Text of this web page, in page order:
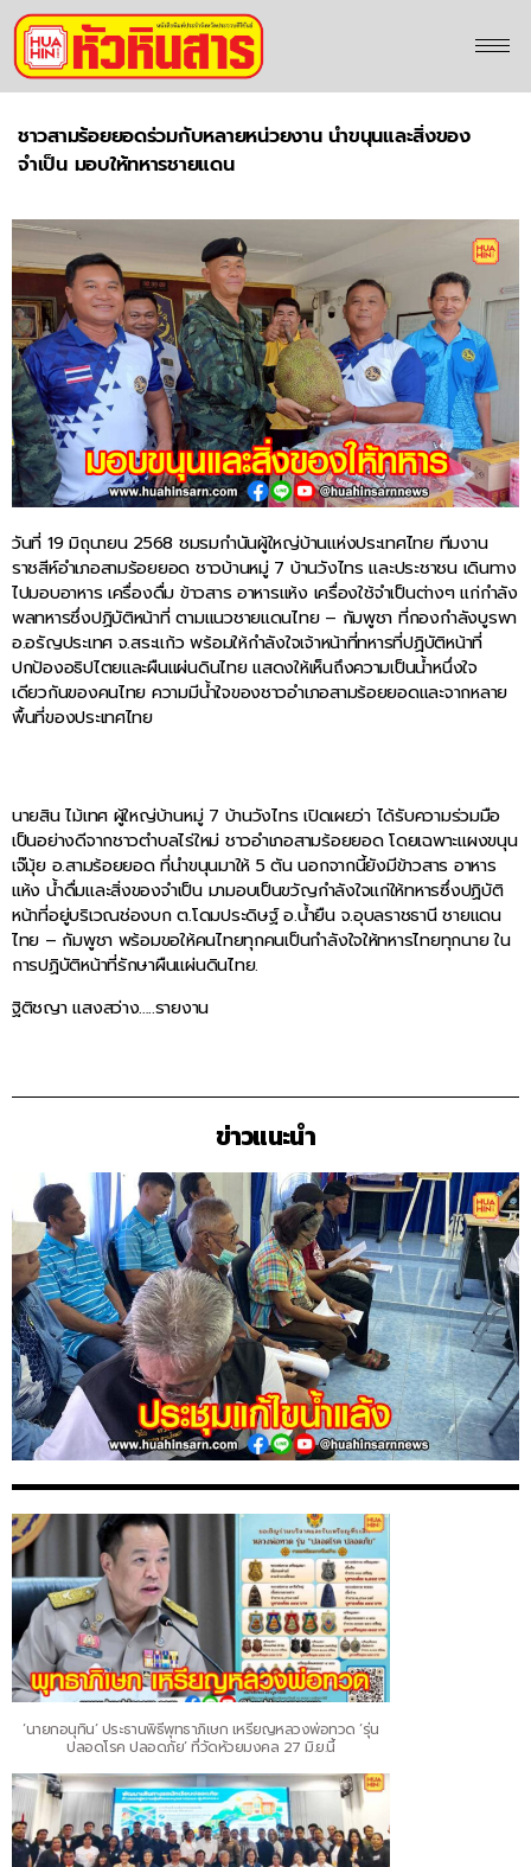
ชาวสามร้อยยอดร่วมกับหลายหน่วยงาน นำขนุนและสิ่งของ
จำเป็น มอบให้ทหารชายแดน
วันที่ 19 มิถุนายน 2568 ชมรมกำนันผู้ใหญ่บ้านแห่งประเทศไทย ทีมงาน
ราชสีห์อำเภอสามร้อยยอด ชาวบ้านหมู่ 7 บ้านวังไทร และประชาชน เดินทาง
ไปมอบอาหาร เครื่องดื่ม ข้าวสาร อาหารแห้ง เครื่องใช้จำเป็นต่างๆ แก่กำลัง
พลทหารซึ่งปฏิบัติหน้าที่ ตามแนวชายแดนไทย – กัมพูชา ที่กองกำลังบูรพา
อ.อรัญประเทศ จ.สระแก้ว พร้อมให้กำลังใจเจ้าหน้าที่ทหารที่ปฏิบัติหน้าที่
ปกป้องอธิปไตยและผืนแผ่นดินไทย แสดงให้เห็นถึงความเป็นน้ำหนึ่งใจ
เดียวกันของคนไทย ความมีน้ำใจของชาวอำเภอสามร้อยยอดและจากหลาย
พื้นที่ของประเทศไทย
นายสิน ไม้เทศ ผู้ใหญ่บ้านหมู่ 7 บ้านวังไทร เปิดเผยว่า ได้รับความร่วมมือ
เป็นอย่างดีจากชาวตำบลไร่ใหม่ ชาวอำเภอสามร้อยยอด โดยเฉพาะแผงขนุน
เจ๊มุ้ย อ.สามร้อยยอด ที่นำขนุนมาให้ 5 ตัน นอกจากนี้ยังมีข้าวสาร อาหาร
แห้ง น้ำดื่มและสิ่งของจำเป็น มามอบเป็นขวัญกำลังใจแก่ให้ทหารซึ่งปฏิบัติ
หน้าที่อยู่บริเวณช่องบก ต.โดมประดิษฐ์ อ.น้ำยืน จ.อุบลราชธานี ชายแดน
ไทย – กัมพูชา พร้อมขอให้คนไทยทุกคนเป็นกำลังใจให้ทหารไทยทุกนาย ใน
การปฏิบัติหน้าที่รักษาผืนแผ่นดินไทย.
ฐิติชญา แสงสว่าง…..รายงาน
ข่าวแนะนำ
‘นายกอนุทิน’ ประธานพิธีพุทธาภิเษก เหรียญหลวงพ่อทวด ‘รุ่น
ปลอดโรค ปลอดภัย’ ที่วัดห้วยมงคล 27 มิ.ย.นี้